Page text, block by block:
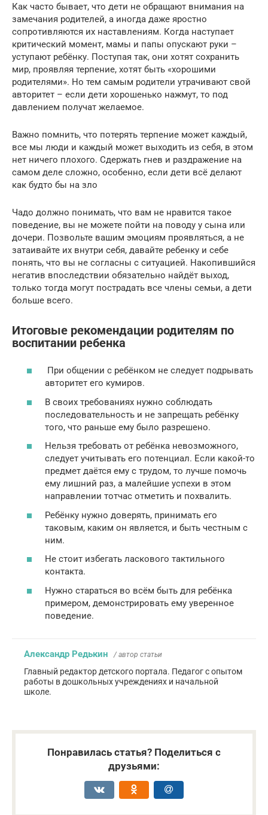
Как часто бывает, что дети не обращают внимания на
замечания родителей, а иногда даже яростно
сопротивляются их наставлениям. Когда наступает
критический момент, мамы и папы опускают руки –
уступают ребёнку. Поступая так, они хотят сохранить
мир, проявляя терпение, хотят быть «хорошими
родителями». Но тем самым родители утрачивают свой
авторитет – если дети хорошенько нажмут, то под
давлением получат желаемое.
Важно помнить, что потерять терпение может каждый,
все мы люди и каждый может выходить из себя, в этом
нет ничего плохого. Сдержать гнев и раздражение на
самом деле сложно, особенно, если дети всё делают
как будто бы на зло
Чадо должно понимать, что вам не нравится такое
поведение, вы не можете пойти на поводу у сына или
дочери. Позвольте вашим эмоциям проявляться, а не
затаивайте их внутри себя, давайте ребенку и себе
понять, что вы не согласны с ситуацией. Накопившийся
негатив впоследствии обязательно найдёт выход,
только тогда могут пострадать все члены семьи, а дети
больше всего.
Итоговые рекомендации родителям по
воспитании ребенка
При общении с ребёнком не следует подрывать
авторитет его кумиров.
В своих требованиях нужно соблюдать
последовательность и не запрещать ребёнку
того, что раньше ему было разрешено.
Нельзя требовать от ребёнка невозможного,
следует учитывать его потенциал. Если какой-то
предмет даётся ему с трудом, то лучше помочь
ему лишний раз, а малейшие успехи в этом
направлении тотчас отметить и похвалить.
Ребёнку нужно доверять, принимать его
таковым, каким он является, и быть честным с
ним.
Не стоит избегать ласкового тактильного
контакта.
Нужно стараться во всём быть для ребёнка
примером, демонстрировать ему уверенное
поведение.
Александр Редькин / автор статьи
Главный редактор детского портала. Педагог с опытом
работы в дошкольных учреждениях и начальной
школе.
Понравилась статья? Поделиться с
друзьями: